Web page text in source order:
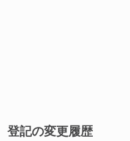
登記の変更履歴